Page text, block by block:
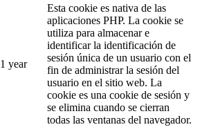
1 year
Esta cookie es nativa de las
aplicaciones PHP. La cookie se
utiliza para almacenar e
identificar la identificación de
sesión única de un usuario con el
fin de administrar la sesión del
usuario en el sitio web. La
cookie es una cookie de sesión y
se elimina cuando se cierran
todas las ventanas del navegador.